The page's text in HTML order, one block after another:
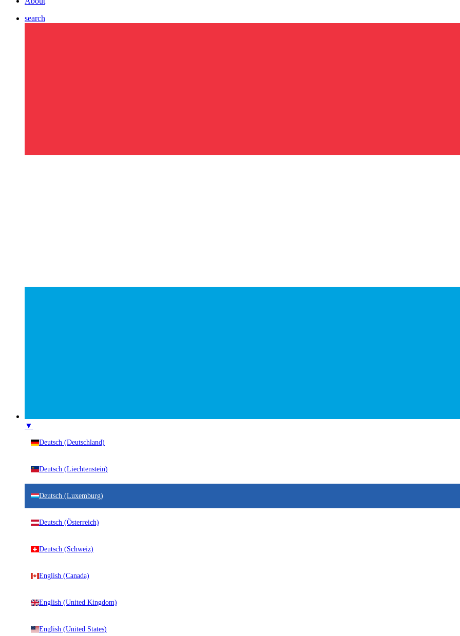
search
▼
Deutsch (Deutschland)
Deutsch (Liechtenstein)
Deutsch (Luxemburg)
Deutsch (Österreich)
Deutsch (Schweiz)
English (Canada)
English (United Kingdom)
English (United States)